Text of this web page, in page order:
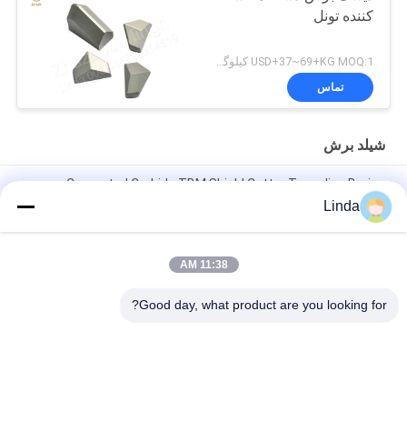
کننده تونل
USD+37~69+KG MOQ:1 کیلوگرم
تماس
شیلد برش
Cemented Carbide TBM Shield Cutter Tunneling Boring
Machine CE و ISO Pass
برش محافظ کاربید سیمان تنگستن
دیسک برش کاربید تنگستن سیمان TBM برای دستگاه خسته کننده تونل
Linda
11:38 AM
Good day, what product are you looking for?